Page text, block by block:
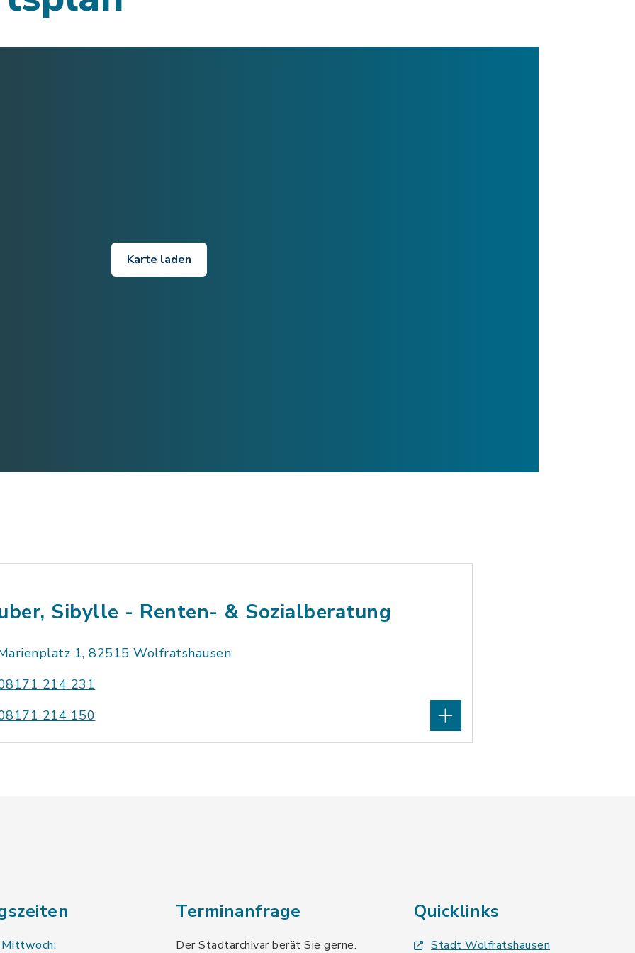
Karte laden
Sibylle - Renten- & Sozialberatung
1, 82515 Wolfratshausen
214 231
214 150
Terminanfrage
Der Stadtarchivar berät Sie gerne.
Quicklinks
Stadt Wolfratshausen